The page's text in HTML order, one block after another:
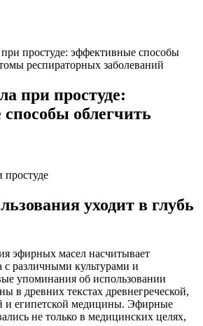
простуде: эффективные способы
респираторных заболеваний
при простуде:
облегчить
уходит в глубь
эфирных масел насчитывает
с различными культурами и
упоминания об использовании
в древних текстах древнегреческой,
и египетской медицины. Эфирные
не только в медицинских целях,